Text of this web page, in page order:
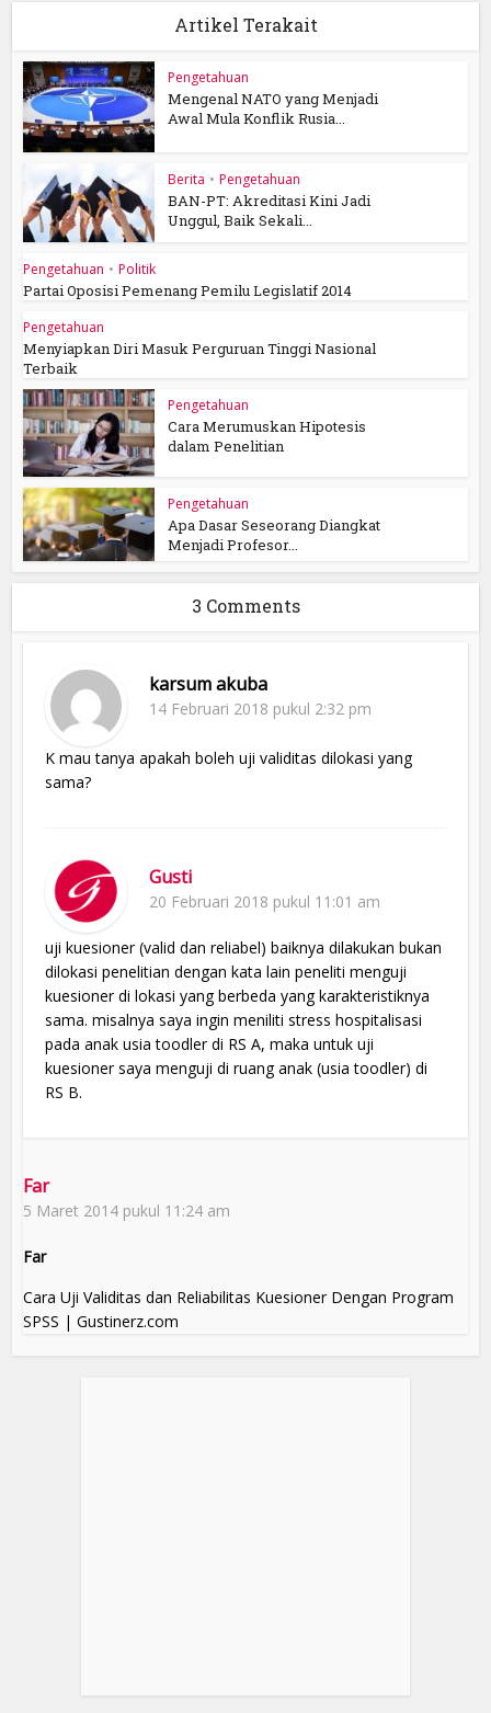
Artikel Terakait
Pengetahuan
Mengenal NATO yang Menjadi
Awal Mula Konflik Rusia...
Berita • Pengetahuan
BAN-PT: Akreditasi Kini Jadi
Unggul, Baik Sekali...
Pengetahuan • Politik
Partai Oposisi Pemenang Pemilu Legislatif 2014
Pengetahuan
Menyiapkan Diri Masuk Perguruan Tinggi Nasional
Terbaik
Pengetahuan
Cara Merumuskan Hipotesis
dalam Penelitian
Pengetahuan
Apa Dasar Seseorang Diangkat
Menjadi Profesor...
3 Comments
karsum akuba
14 Februari 2018 pukul 2:32 pm
K mau tanya apakah boleh uji validitas dilokasi yang
sama?
Gusti
20 Februari 2018 pukul 11:01 am
uji kuesioner (valid dan reliabel) baiknya dilakukan bukan
dilokasi penelitian dengan kata lain peneliti menguji
kuesioner di lokasi yang berbeda yang karakteristiknya
sama. misalnya saya ingin meniliti stress hospitalisasi
pada anak usia toodler di RS A, maka untuk uji
kuesioner saya menguji di ruang anak (usia toodler) di
RS B.
Far
5 Maret 2014 pukul 11:24 am
Far
Cara Uji Validitas dan Reliabilitas Kuesioner Dengan Program
SPSS | Gustinerz.com